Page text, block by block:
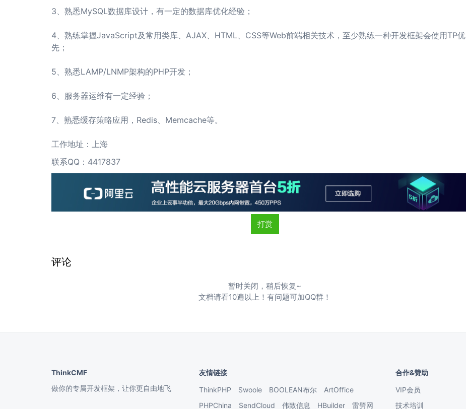
3、熟悉MySQL数据库设计，有一定的数据库优化经验；
4、熟练掌握JavaScript及常用类库、AJAX、HTML、CSS等Web前端相关技术，至少熟练一种开发框架会使用TP优
先；
5、熟悉LAMP/LNMP架构的PHP开发；
6、服务器运维有一定经验；
7、熟悉缓存策略应用，Redis、Memcache等。
工作地址：上海
联系QQ：4417837
打赏
评论
暂时关闭，稍后恢复~
文档请看10遍以上！有问题可加QQ群！
ThinkCMF
做你的专属开发框架，让你更自由地飞
友情链接
ThinkPHP
Swoole BOOLEAN布尔
ArtOffice
PHPChina
SendCloud 伟致信息 HBuilder 雷劈网
合作&赞助
VIP会员
技术培训